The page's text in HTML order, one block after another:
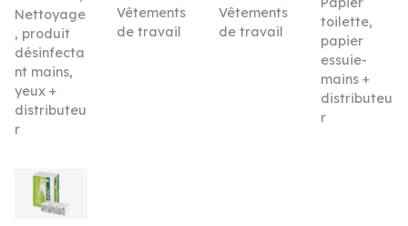
Nettoyage
, produit
désinfecta
nt mains,
yeux +
distributeu
r
Vêtements
de travail
Vêtements
de travail
toilette,
papier
essuie-
mains +
distributeu
r